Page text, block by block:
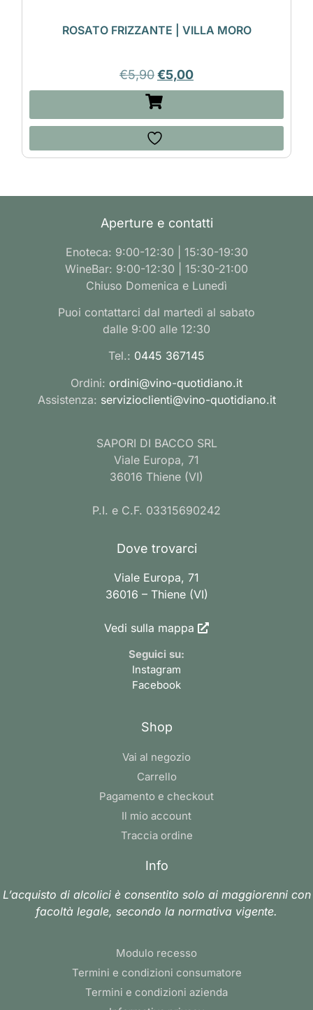
ROSATO FRIZZANTE | VILLA MORO
€5,90€5,00
Aperture e contatti
Enoteca: 9:00-12:30 | 15:30-19:30
WineBar: 9:00-12:30 | 15:30-21:00
Chiuso Domenica e Lunedì
Puoi contattarci dal martedì al sabato
dalle 9:00 alle 12:30
Tel.: 0445 367145
Ordini: ordini@vino-quotidiano.it
Assistenza: servizioclienti@vino-quotidiano.it
SAPORI DI BACCO SRL
Viale Europa, 71
36016 Thiene (VI)
P.I. e C.F. 03315690242
Dove trovarci
Viale Europa, 71
36016 – Thiene (VI)
Vedi sulla mappa
Seguici su:
Instagram
Facebook
Shop
Vai al negozio
Carrello
Pagamento e checkout
Il mio account
Traccia ordine
Info
L’acquisto di alcolici è consentito solo ai maggiorenni con
facoltà legale, secondo la normativa vigente.
Modulo recesso
Termini e condizioni consumatore
Termini e condizioni azienda